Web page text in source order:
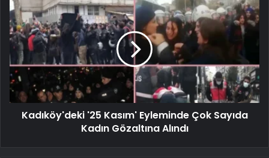
Kadıköy'deki '25 Kasım' Eyleminde Çok Sayıda
Kadın Gözaltına Alındı